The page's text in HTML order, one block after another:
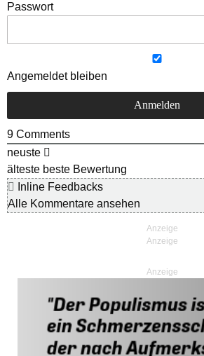
Passwort
Angemeldet bleiben
9 Comments
neuste
älteste beste Bewertung
Inline Feedbacks
Alle Kommentare ansehen
Anzeige